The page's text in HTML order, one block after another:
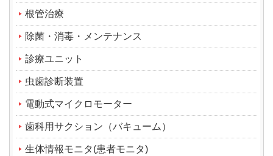
根管治療
除菌・消毒・メンテナンス
診療ユニット
虫歯診断装置
電動式マイクロモーター
歯科用サクション（バキューム）
生体情報モニタ(患者モニタ)